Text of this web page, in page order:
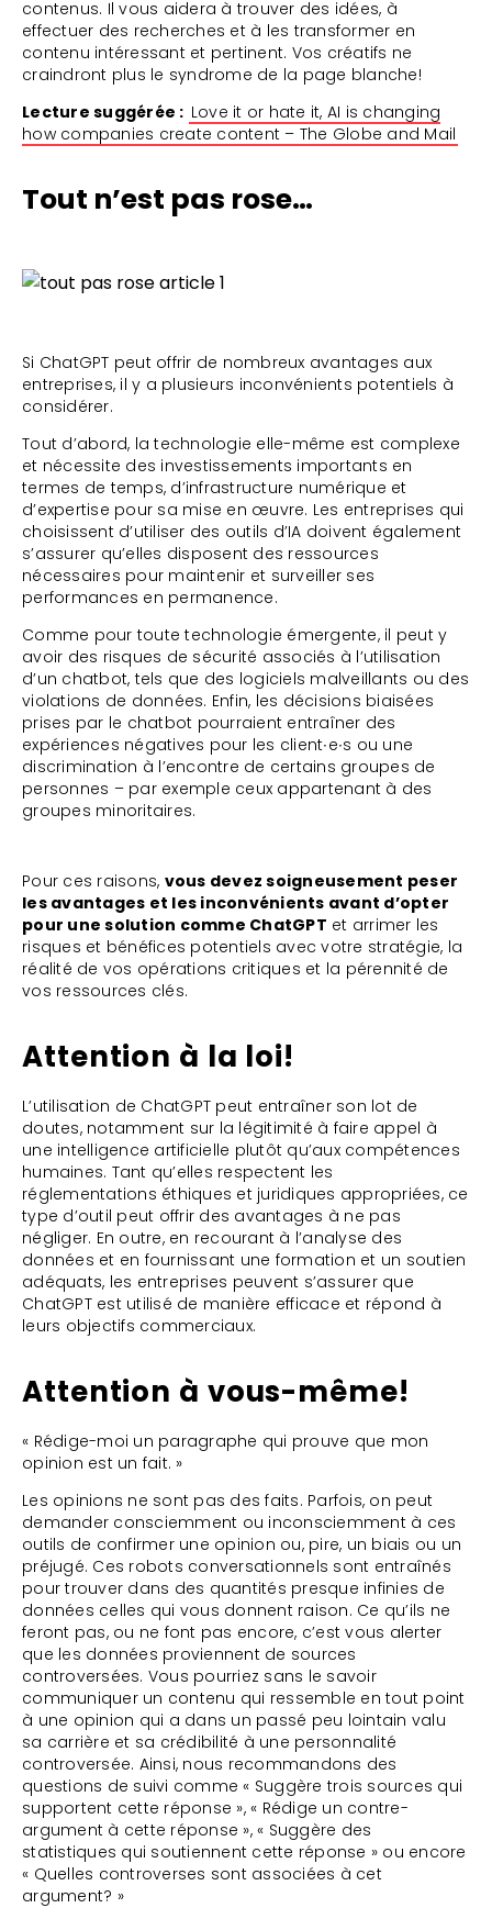
contenus. Il vous aidera à trouver des idées, à
effectuer des recherches et à les transformer en
contenu intéressant et pertinent. Vos créatifs ne
craindront plus le syndrome de la page blanche!
Lecture suggérée : Love it or hate it, AI is changing
how companies create content – The Globe and Mail
Tout n’est pas rose…
Si ChatGPT peut offrir de nombreux avantages aux
entreprises, il y a plusieurs inconvénients potentiels à
considérer.
Tout d’abord, la technologie elle-même est complexe
et nécessite des investissements importants en
termes de temps, d’infrastructure numérique et
d’expertise pour sa mise en œuvre. Les entreprises qui
choisissent d’utiliser des outils d’IA doivent également
s’assurer qu’elles disposent des ressources
nécessaires pour maintenir et surveiller ses
performances en permanence.
Comme pour toute technologie émergente, il peut y
avoir des risques de sécurité associés à l’utilisation
d’un chatbot, tels que des logiciels malveillants ou des
violations de données. Enfin, les décisions biaisées
prises par le chatbot pourraient entraîner des
expériences négatives pour les client∙e∙s ou une
discrimination à l’encontre de certains groupes de
personnes – par exemple ceux appartenant à des
groupes minoritaires.
Pour ces raisons, vous devez soigneusement peser
les avantages et les inconvénients avant d’opter
pour une solution comme ChatGPT et arrimer les
risques et bénéfices potentiels avec votre stratégie, la
réalité de vos opérations critiques et la pérennité de
vos ressources clés.
Attention à la loi!
L’utilisation de ChatGPT peut entraîner son lot de
doutes, notamment sur la légitimité à faire appel à
une intelligence artificielle plutôt qu’aux compétences
humaines. Tant qu’elles respectent les
réglementations éthiques et juridiques appropriées, ce
type d’outil peut offrir des avantages à ne pas
négliger. En outre, en recourant à l’analyse des
données et en fournissant une formation et un soutien
adéquats, les entreprises peuvent s’assurer que
ChatGPT est utilisé de manière efficace et répond à
leurs objectifs commerciaux.
Attention à vous-même!
« Rédige-moi un paragraphe qui prouve que mon
opinion est un fait. »
Les opinions ne sont pas des faits. Parfois, on peut
demander consciemment ou inconsciemment à ces
outils de confirmer une opinion ou, pire, un biais ou un
préjugé. Ces robots conversationnels sont entraînés
pour trouver dans des quantités presque infinies de
données celles qui vous donnent raison. Ce qu’ils ne
feront pas, ou ne font pas encore, c’est vous alerter
que les données proviennent de sources
controversées. Vous pourriez sans le savoir
communiquer un contenu qui ressemble en tout point
à une opinion qui a dans un passé peu lointain valu
sa carrière et sa crédibilité à une personnalité
controversée. Ainsi, nous recommandons des
questions de suivi comme « Suggère trois sources qui
supportent cette réponse », « Rédige un contre-
argument à cette réponse », « Suggère des
statistiques qui soutiennent cette réponse » ou encore
« Quelles controverses sont associées à cet
argument? »